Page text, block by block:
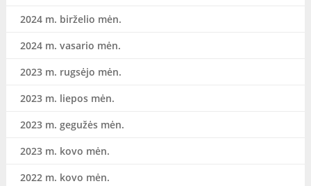
2024 m. birželio mėn.
2024 m. vasario mėn.
2023 m. rugsėjo mėn.
2023 m. liepos mėn.
2023 m. gegužės mėn.
2023 m. kovo mėn.
2022 m. kovo mėn.